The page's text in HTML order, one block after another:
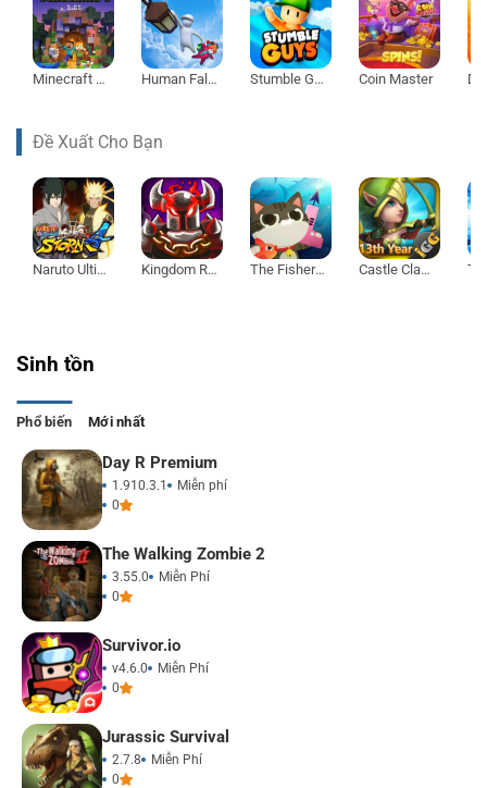
Minecraft 1.21 Human Fall Flat Stumble Guys Coin Master
Đề Xuất Cho Bạn
Naruto Ultimate Ninja Storm 4 Kingdom Rush Vengeance The Fishercat Castle Clash
Sinh tồn
Phổ biến Mới nhất
Day R Premium
1.910.3.1
Miễn phí
0
The Walking Zombie 2
3.55.0
Miễn Phí
0
Survivor.io
v4.6.0
Miễn Phí
0
Jurassic Survival
2.7.8
Miễn Phí
0